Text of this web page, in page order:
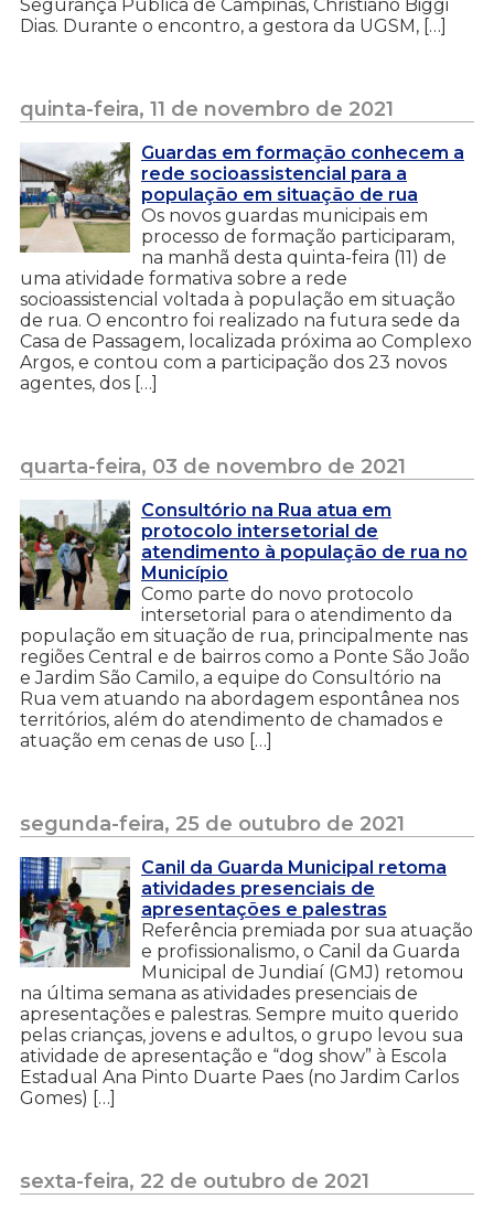
Segurança Pública de Campinas, Christiano Biggi
Dias. Durante o encontro, a gestora da UGSM, […]
quinta-feira, 11 de novembro de 2021
Guardas em formação conhecem a
rede socioassistencial para a
população em situação de rua
Os novos guardas municipais em
processo de formação participaram,
na manhã desta quinta-feira (11) de
uma atividade formativa sobre a rede
socioassistencial voltada à população em situação
de rua. O encontro foi realizado na futura sede da
Casa de Passagem, localizada próxima ao Complexo
Argos, e contou com a participação dos 23 novos
agentes, dos […]
quarta-feira, 03 de novembro de 2021
Consultório na Rua atua em
protocolo intersetorial de
atendimento à população de rua no
Município
Como parte do novo protocolo
intersetorial para o atendimento da
população em situação de rua, principalmente nas
regiões Central e de bairros como a Ponte São João
e Jardim São Camilo, a equipe do Consultório na
Rua vem atuando na abordagem espontânea nos
territórios, além do atendimento de chamados e
atuação em cenas de uso […]
segunda-feira, 25 de outubro de 2021
Canil da Guarda Municipal retoma
atividades presenciais de
apresentações e palestras
Referência premiada por sua atuação
e profissionalismo, o Canil da Guarda
Municipal de Jundiaí (GMJ) retomou
na última semana as atividades presenciais de
apresentações e palestras. Sempre muito querido
pelas crianças, jovens e adultos, o grupo levou sua
atividade de apresentação e “dog show” à Escola
Estadual Ana Pinto Duarte Paes (no Jardim Carlos
Gomes) […]
sexta-feira, 22 de outubro de 2021